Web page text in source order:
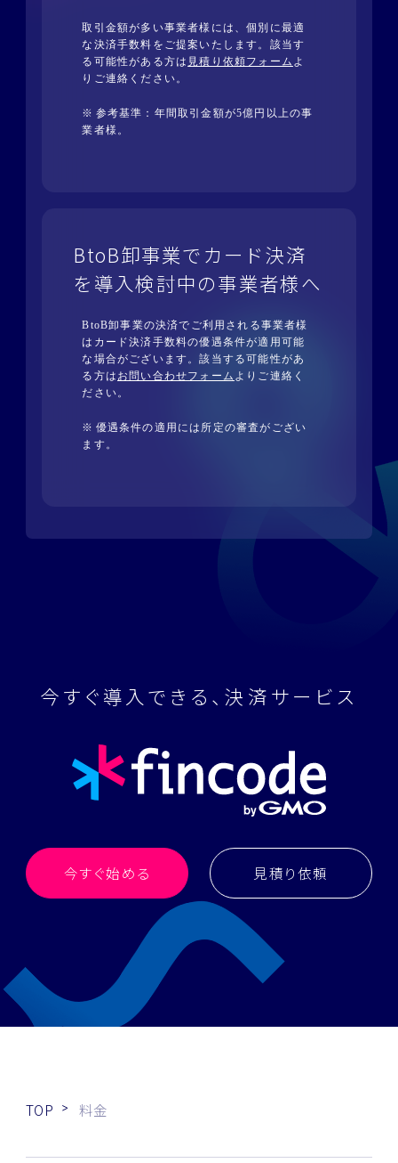
取引金額が多い事業者様には、個別に最適
な決済手数料をご提案いたします。該当す
る可能性がある方は 見積り依頼フォーム よ
りご連絡ください。
参考基準：年間取引金額が5億円以上の事
業者様。
BtoB卸事業でカード決済
を導入検討中の事業者様へ
BtoB卸事業の決済でご利用される事業者様
はカード決済手数料の優遇条件が適用可能
な場合がございます。該当する可能性があ
る方は お問い合わせフォーム よりご連絡く
ださい。
優遇条件の適用には所定の審査がござい
ます。
今すぐ導入できる、決済サービス
今すぐ始める 見積り依頼
TOP 料金